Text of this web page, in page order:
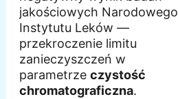
jakościowych Narodowego
Instytutu Leków —
przekroczenie limitu
zanieczyszczeń w
parametrze czystość
chromatograficzna.